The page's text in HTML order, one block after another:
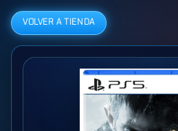
VOLVER A TIENDA